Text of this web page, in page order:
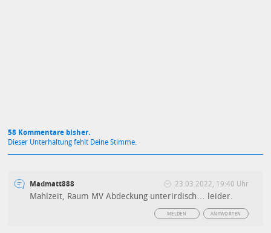
58 Kommentare bisher.
Dieser Unterhaltung fehlt Deine Stimme.
Madmatt888 23.03.2022, 19:40 Uhr
Mahlzeit, Raum MV Abdeckung unterirdisch… leider.
ANTWORTEN
MELDEN